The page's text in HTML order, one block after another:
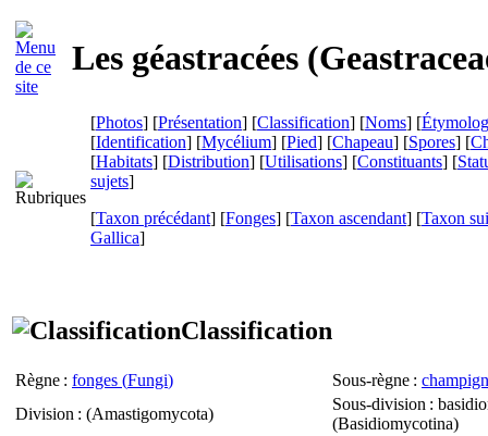
Les géastracées (
[Photos] [Présentation] [Classification] [Noms] [
[Identification] [Mycélium] [Pied] [Chapeau] [Spores] [
[Habitats] [Distribution] [Utilisations] [Constituants] [
sujets]
[Taxon précédant] [Fonges] [Taxon ascendant] [Taxon
Gallica]
Classification
Règne : fonges (Fungi) Sous-règne :
Division : (Amastigomycota)
Sous-division :
(Basidiomycotina)